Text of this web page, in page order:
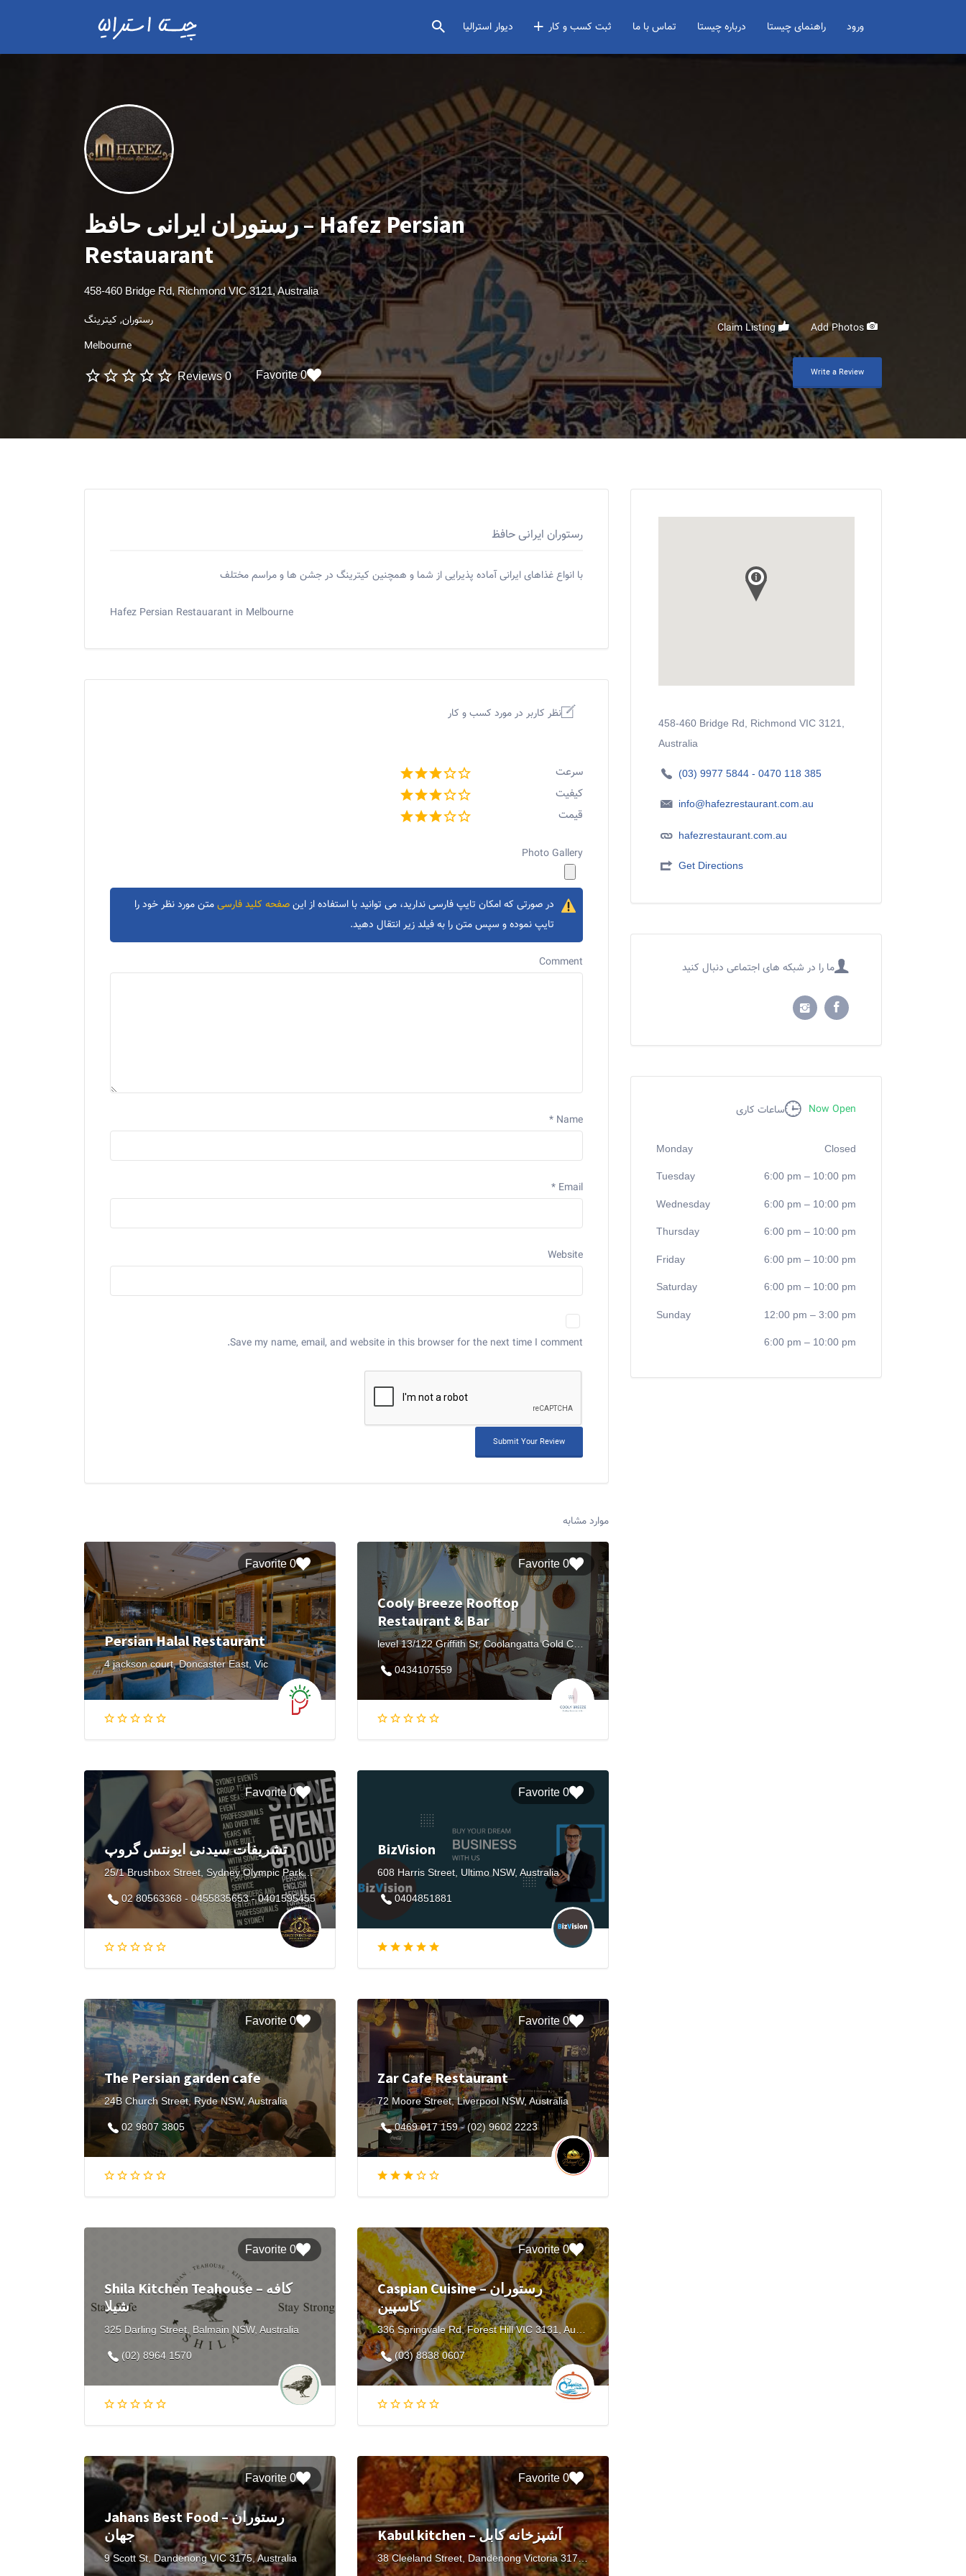
دیوار استرالیا ثبت کسب و کار تماس با ما درباره چیستا راهنمای چیستا ورود
رستوران ایرانی حافظ – Hafez Persian
Restauarant
458-460 Bridge Rd, Richmond VIC 3121, Australia
رستوران کیترینگ
Melbourne
0 Reviews 0 Favorite
Claim Listing
Write a Review
458-460 Bridge Rd, Richmond VIC 3121,
Australia
(03) 9977 5844 - 0470 118 385
info@hafezrestaurant.com.au
hafezrestaurant.com.au
Get Directions
ما را در شبکه های اجتماعی دنبال کنید
ساعات کاری Now Open
Monday Closed
Tuesday 6:00 pm – 10:00 pm
Wednesday 6:00 pm – 10:00 pm
Thursday 6:00 pm – 10:00 pm
Friday 6:00 pm – 10:00 pm
Saturday 6:00 pm – 10:00 pm
Sunday 12:00 pm – 3:00 pm
6:00 pm – 10:00 pm
رستوران ایرانی حافظ
با انواع غذاهای ایرانی آماده پذیرایی از شما و همچنین کیترینگ در جشن ها و مراسم مختلف
Hafez Persian Restauarant in Melbourne
نظر کاربر در مورد کسب و کار
سرعت
کیفیت
قیمت
Photo Gallery
در صورتی که امکان تایپ فارسی ندارید، می توانید با استفاده از اینصفحه کلید فارسیمتن مورد نظر خود را
تایپ نموده و سپس متن را به فیلد زیر انتقال دهید.
Comment
Name
*
Email
*
Website
Save my name, email, and website in this browser for the next time I comment.
موارد مشابه
0 Favorite
Persian Halal Restaurant
4 jackson court, Doncaster East, Vic
0 Favorite
Cooly Breeze Rooftop
Restaurant & Bar
level 13/122 Griffith St, Coolangatta Gold Coast, QLD 4225, Australia
0434107559
0 Favorite
تشریفات سیدنی ایونتس گروپ
25/1 Brushbox Street, Sydney Olympic Park NSW, Australia
02 80563368 - 0455835653 - 0401595455
0 Favorite
BizVision
608 Harris Street, Ultimo NSW, Australia
0404851881
0 Favorite
The Persian garden cafe
24B Church Street, Ryde NSW, Australia
02 9807 3805
0 Favorite
Zar Cafe Restaurant
72 Moore Street, Liverpool NSW, Australia
0469 017 159 - (02) 9602 2223
0 Favorite
Shila Kitchen Teahouse – کافه
شیلا
325 Darling Street, Balmain NSW, Australia
(02) 8964 1570
0 Favorite
Caspian Cuisine – رستوران
کاسپین
336 Springvale Rd, Forest Hill VIC 3131, Australia
(03) 8838 0607
0 Favorite
Jahans Best Food – رستوران
جهان
9 Scott St, Dandenong VIC 3175, Australia
0 Favorite
Kabul kitchen – آشپزخانه کابل
38 Cleeland Street, Dandenong Victoria 3175, Australia